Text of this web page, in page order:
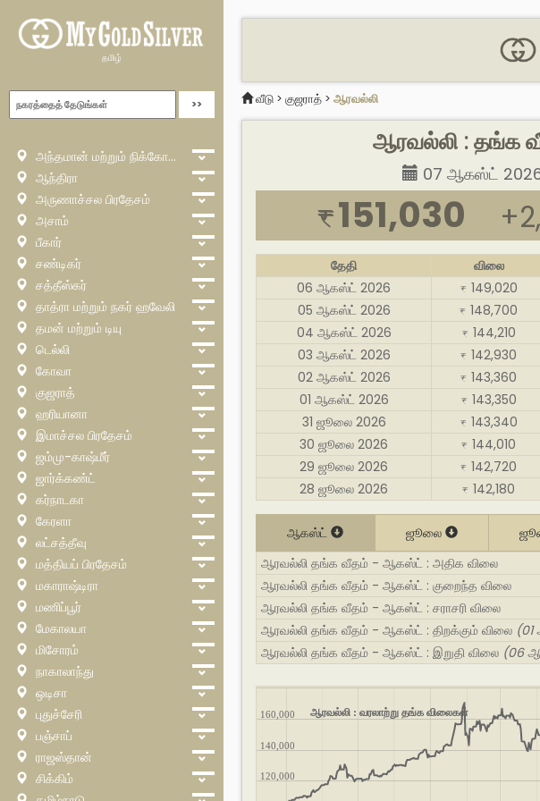
தமிழ்
அந்தமான் மற்றும் நிக்கோபார்
ஆந்திரா
அருணாச்சல பிரதேசம்
அசாம்
பீகார்
சண்டிகர்
சத்தீஸ்கர்
தாத்ரா மற்றும் நகர் ஹவேலி
தமன் மற்றும் டியு
டெல்லி
கோவா
குஜராத்
ஹரியானா
இமாச்சல பிரதேசம்
ஜம்மு-காஷ்மீர்
ஜார்க்கண்ட்
கர்நாடகா
கேரளா
லட்சத்தீவு
மத்தியப் பிரதேசம்
மகாராஷ்டிரா
மணிப்பூர்
மேகாலயா
மிசோரம்
நாகாலாந்து
ஒடிசா
புதுச்சேரி
பஞ்சாப்
ராஜஸ்தான்
சிக்கிம்
வீடு > குஜராத் > ஆரவல்லி
ஆரவல்லி : தங்க
07 ஆகஸ்ட்
₹151,030
தேதி விலை
06 ஆகஸ்ட் 2026
₹ 149,020
05 ஆகஸ்ட் 2026
₹ 148,700
04 ஆகஸ்ட் 2026
₹ 144,210
03 ஆகஸ்ட் 2026
₹ 142,930
02 ஆகஸ்ட் 2026
₹ 143,360
01 ஆகஸ்ட் 2026
₹ 143,350
31 ஜூலை 2026
₹ 143,340
30 ஜூலை 2026
₹ 144,010
29 ஜூலை 2026
₹ 142,720
28 ஜூலை 2026
₹ 142,180
ஆகஸ்ட் ஜூலை
ஆரவல்லி தங்க வீதம் - ஆகஸ்ட் : அதிக விலை
ஆரவல்லி தங்க வீதம் - ஆகஸ்ட் : குறைந்த விலை
ஆரவல்லி தங்க வீதம் - ஆகஸ்ட் : சராசரி விலை
ஆரவல்லி தங்க வீதம் - ஆகஸ்ட் : திறக்கும் விலை
ஆரவல்லி தங்க வீதம் - ஆகஸ்ட் : இறுதி விலை (06
ஆரவல்லி : வரலாற்று தங்க விலைகள்
120,000
140,000
160,000